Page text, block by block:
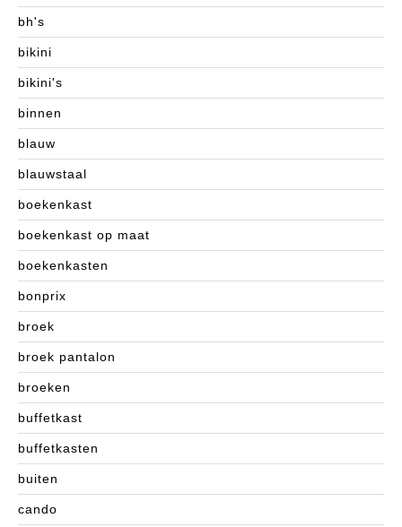
bh's
bikini
bikini's
binnen
blauw
blauwstaal
boekenkast
boekenkast op maat
boekenkasten
bonprix
broek
broek pantalon
broeken
buffetkast
buffetkasten
buiten
cando